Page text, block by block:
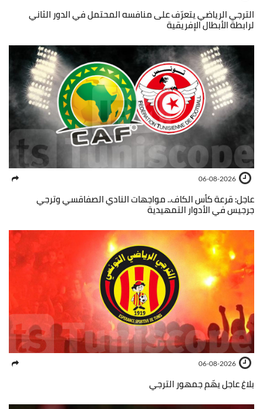
الترجي الرياضي يتعرّف على منافسه المحتمل في الدور الثاني
لرابطة الأبطال الإفريقية
06-08-2026
عاجل: قرعة كأس الكاف.. مواجهات النادي الصفاقسي وترجي
جرجيس في الأدوار التمهيدية
06-08-2026
بلاغ عاجل يهّم جمهور الترجي